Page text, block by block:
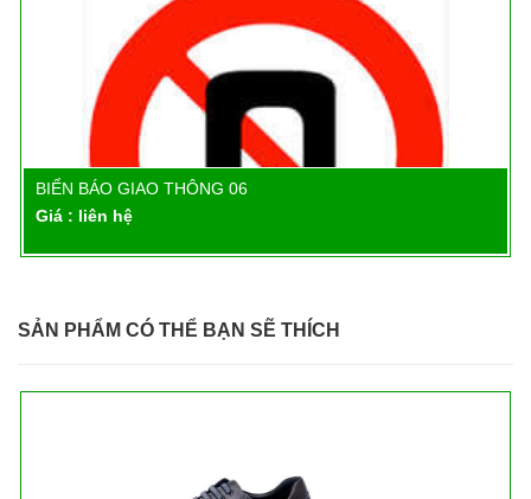
BIỂN BÁO GIAO THÔNG 06
Giá : liên hệ
SẢN PHẨM CÓ THỂ BẠN SẼ THÍCH